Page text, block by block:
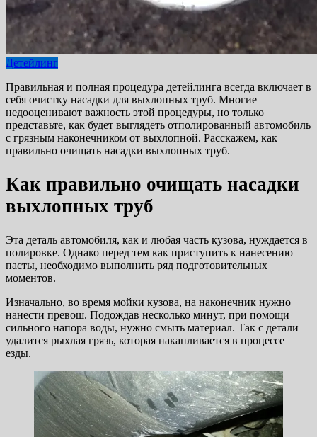
Детейлинг
Правильная и полная процедура детейлинга всегда включает в
себя очистку насадки для выхлопных труб. Многие
недооценивают важность этой процедуры, но только
представьте, как будет выглядеть отполированный автомобиль
с грязным наконечником от выхлопной. Расскажем, как
правильно очищать насадки выхлопных труб.
Как правильно очищать насадки
выхлопных труб
Эта деталь автомобиля, как и любая часть кузова, нуждается в
полировке. Однако перед тем как приступить к нанесению
пасты, необходимо выполнить ряд подготовительных
моментов.
Изначально, во время мойки кузова, на наконечник нужно
нанести превош. Подождав несколько минут, при помощи
сильного напора воды, нужно смыть материал. Так с детали
удалится рыхлая грязь, которая накапливается в процессе
езды.